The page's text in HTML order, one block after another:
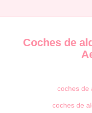
Coches de
coches de
coches de